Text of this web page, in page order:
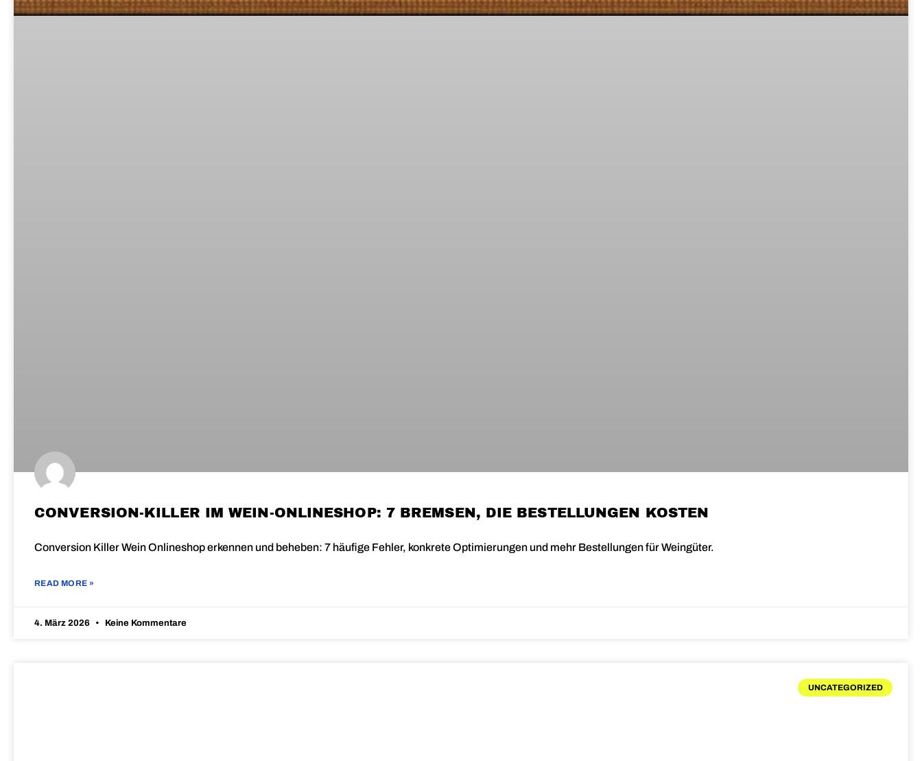
CONVERSION-KILLER IM WEIN-ONLINESHOP: 7 BREMSEN, DIE BESTELLUNGEN KOSTEN
Conversion Killer Wein Onlineshop erkennen und beheben: 7 häufige Fehler, konkrete Optimierungen und mehr Bestellungen für Weingüter.
READ MORE »
4. März 2026 Keine Kommentare
UNCATEGORIZED